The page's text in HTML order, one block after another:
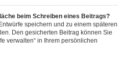
beim Schreiben eines Beitrags?
speichern und zu einem späteren
Den gesicherten Beitrag können Sie
verwalten“ in Ihrem persönlichen